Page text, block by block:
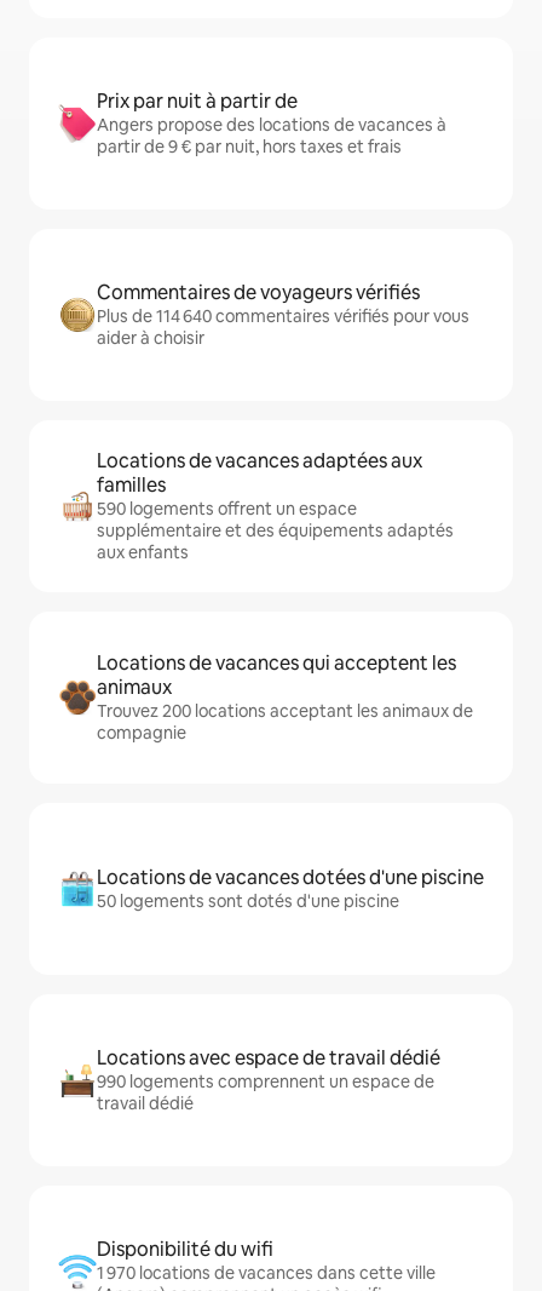
Prix par nuit à partir de
Angers propose des locations de vacances à
partir de 9 € par nuit, hors taxes et frais
Commentaires de voyageurs vérifiés
Plus de 114 640 commentaires vérifiés pour vous
aider à choisir
Locations de vacances adaptées aux
familles
590 logements offrent un espace
supplémentaire et des équipements adaptés
aux enfants
Locations de vacances qui acceptent les
animaux
Trouvez 200 locations acceptant les animaux de
compagnie
Locations de vacances dotées d'une piscine
50 logements sont dotés d'une piscine
Locations avec espace de travail dédié
990 logements comprennent un espace de
travail dédié
Disponibilité du wifi
1 970 locations de vacances dans cette ville